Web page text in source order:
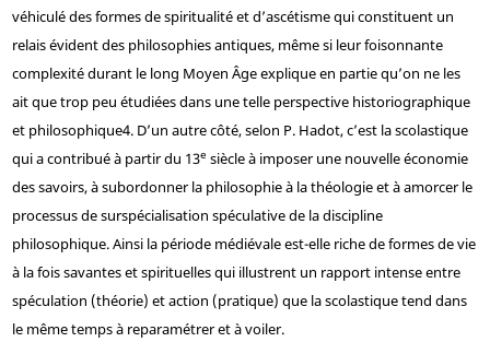
véhiculé des formes de spiritualité et d’ascétisme qui constituent un
relais évident des philosophies antiques, même si leur foisonnante
complexité durant le long Moyen Âge explique en partie qu’on ne les
ait que trop peu étudiées dans une telle perspective historiographique
et philosophique4. D’un autre côté, selon P. Hadot, c’est la scolastique
qui a contribué à partir du 13e siècle à imposer une nouvelle économie
des savoirs, à subordonner la philosophie à la théologie et à amorcer le
processus de surspécialisation spéculative de la discipline
philosophique. Ainsi la période médiévale est-elle riche de formes de vie
à la fois savantes et spirituelles qui illustrent un rapport intense entre
spéculation (théorie) et action (pratique) que la scolastique tend dans
le même temps à reparamétrer et à voiler.